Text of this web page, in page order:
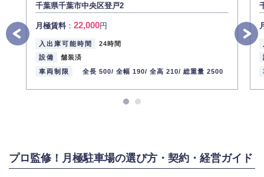
千葉県千葉市中央区登戸2
月極賃料： 22,000円
入出庫可能時間
24時間
設備
舗装済
車両制限
全長 500/ 全幅 190/ 全高 210/ 総重量 2500
プロ監修！月極駐車場の選び方・契約・経営ガイド